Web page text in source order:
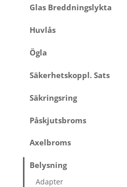
Glas Breddningslykta
Huvlås
Ögla
Säkerhetskoppl. Sats
Säkringsring
Påskjutsbroms
Axelbroms
Belysning
Adapter